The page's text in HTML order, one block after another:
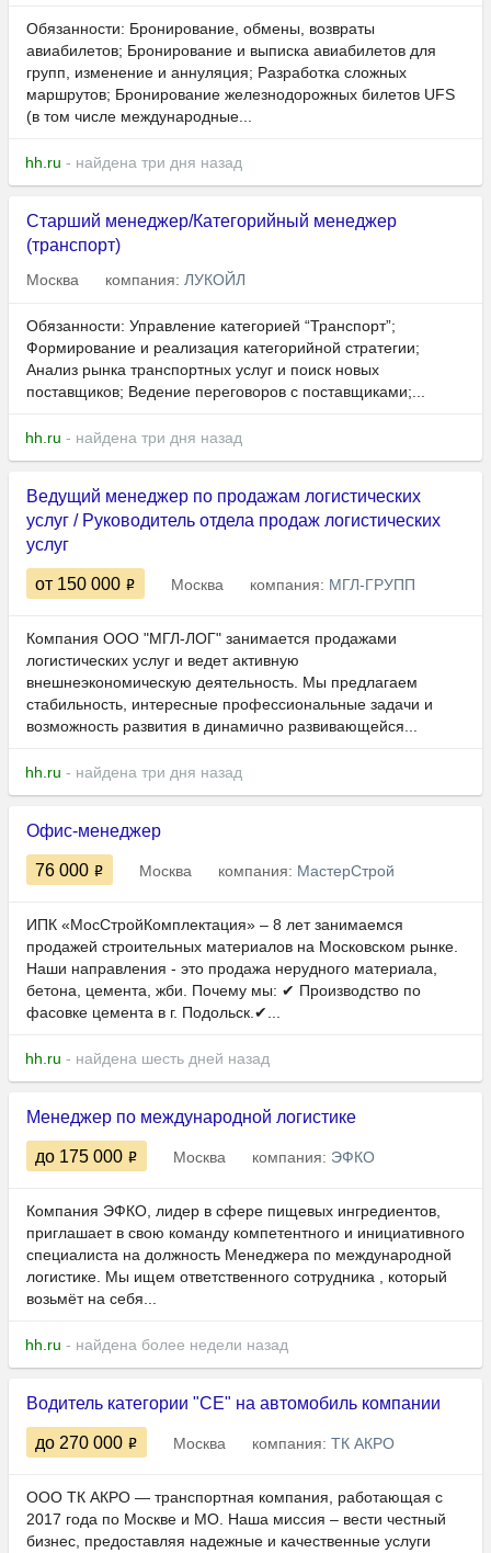
Обязанности: Бронирование, обмены, возвраты
авиабилетов; Бронирование и выписка авиабилетов для
групп, изменение и аннуляция; Разработка сложных
маршрутов; Бронирование железнодорожных билетов UFS
(в том числе международные...
hh.ru - найдена три дня назад
Старший менеджер/Категорийный менеджер
(транспорт)
Москва компания: ЛУКОЙЛ
Обязанности: Управление категорией “Транспорт”;
Формирование и реализация категорийной стратегии;
Анализ рынка транспортных услуг и поиск новых
поставщиков; Ведение переговоров с поставщиками;...
hh.ru - найдена три дня назад
Ведущий менеджер по продажам логистических
услуг / Руководитель отдела продаж логистических
услуг
от 150 000 Москва компания: МГЛ-ГРУПП
Компания ООО "МГЛ-ЛОГ" занимается продажами
логистических услуг и ведет активную
внешнеэкономическую деятельность. Мы предлагаем
стабильность, интересные профессиональные задачи и
возможность развития в динамично развивающейся...
hh.ru - найдена три дня назад
Офис-менеджер
76 000 Москва компания: МастерСтрой
ИПК «МосСтройКомплектация» – 8 лет занимаемся
продажей строительных материалов на Московском рынке.
Наши направления - это продажа нерудного материала,
бетона, цемента, жби. Почему мы: ✔ Производство по
фасовке цемента в г. Подольск.✔...
hh.ru - найдена шесть дней назад
Менеджер по международной логистике
до 175 000 Москва компания: ЭФКО
Компания ЭФКО, лидер в сфере пищевых ингредиентов,
приглашает в свою команду компетентного и инициативного
специалиста на должность Менеджера по международной
логистике. Мы ищем ответственного сотрудника , который
возьмёт на себя...
hh.ru - найдена более недели назад
Водитель категории "СЕ" на автомобиль компании
до 270 000 Москва компания: ТК АКРО
ООО ТК АКРО — транспортная компания, работающая с
2017 года по Москве и МО. Наша миссия – вести честный
бизнес, предоставляя надежные и качественные услуги